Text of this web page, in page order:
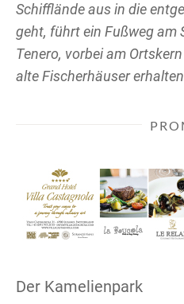
Schifflände aus in die
geht, führt ein Fußweg am
Tenero, vorbei am
alte Fischerhäuser
Der Kamelienpark